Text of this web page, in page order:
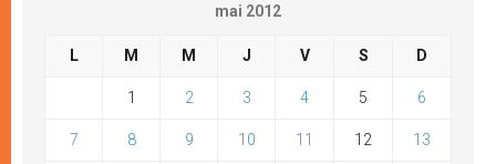
mai 2012
L M M J V S D
1 2 3 4 5 6
7 8 9 10 11 12 13